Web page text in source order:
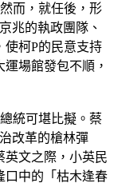
而，就任後，形
兆的執政團隊、
柯P的民意支持
場館發包不順，
總統可堪比擬。蔡
改革的槍林彈
英文之際，小英民
口中的「枯木逢春